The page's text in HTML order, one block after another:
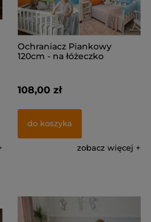
Ochraniacz Piankowy
120cm - na łóżeczko
108,00 zł
do koszyka
zobacz więcej